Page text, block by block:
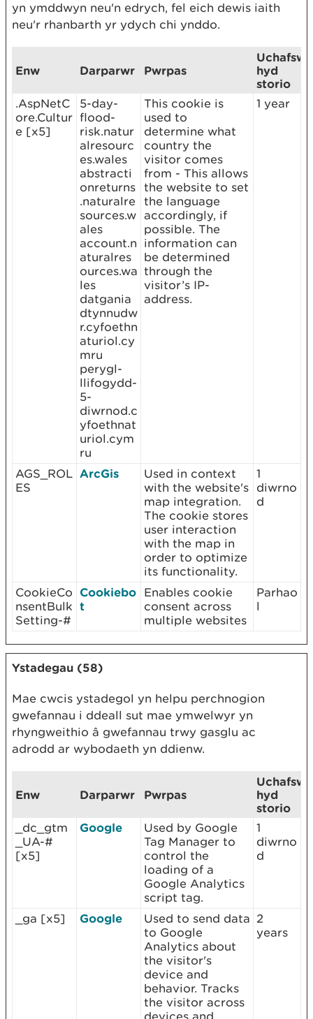
yn ymddwyn neu'n edrych, fel eich dewis iaith
neu'r rhanbarth yr ydych chi ynddo.
Enw Darparwr Pwrpas
hyd
storio
.AspNetC
ore.Cultur
e [x5]
5-day-
flood-
risk.natur
alresourc
es.wales
abstracti
onreturns
.naturalre
sources.w
ales
account.n
aturalres
ources.wa
les
datgania
dtynnudw
r.cyfoethn
aturiol.cy
mru
perygl-
llifogydd-
5-
diwrnod.c
yfoethnat
uriol.cym
ru
This cookie is
used to
determine what
country the
visitor comes
from - This allows
the website to set
the language
accordingly, if
possible. The
information can
be determined
through the
visitor’s IP-
address.
1 year
AGS_ROL
ES
ArcGis
Used in context
with the website's
map integration.
The cookie stores
user interaction
with the map in
order to optimize
its functionality.
1
diwrno
d
CookieCo
nsentBulk
Setting-#
Cookiebo
t
Enables cookie
consent across
multiple websites
Parhao
l
Ystadegau (58)
Mae cwcis ystadegol yn helpu perchnogion
gwefannau i ddeall sut mae ymwelwyr yn
rhyngweithio â gwefannau trwy gasglu ac
adrodd ar wybodaeth yn ddienw.
Enw Darparwr Pwrpas
hyd
storio
_dc_gtm
_UA-#
[x5]
Google
Used by Google
Tag Manager to
control the
loading of a
Google Analytics
script tag.
1
diwrno
d
_ga [x5] Google
Used to send data
to Google
Analytics about
the visitor's
device and
behavior. Tracks
the visitor across
devices and
2
years